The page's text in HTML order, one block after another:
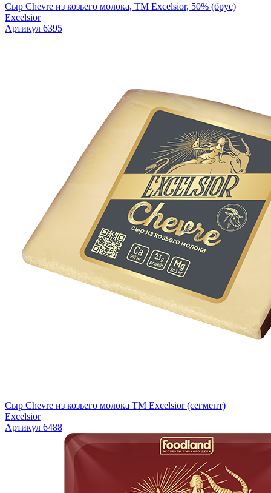
Сыр Chevre из козьего молока, ТМ Excelsior, 50% (брус)
Excelsior
Артикул 6395
Сыр Chevre из козьего молока ТМ Excelsior (сегмент)
Excelsior
Артикул 6488